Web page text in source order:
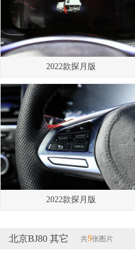
2022款探月版
2022款探月版
北京BJ80 其它 共9张图片